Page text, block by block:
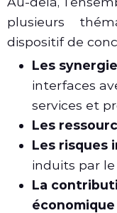
plusieurs
dispositif de
Les
interfaces
services et
Les
Les risques
induits par le
La